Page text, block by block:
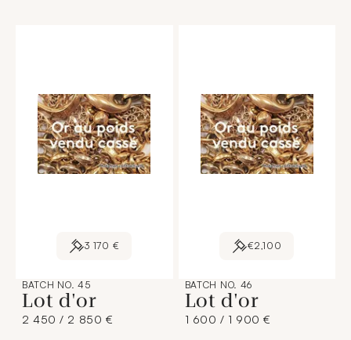
3 170 €
BATCH NO. 45
Lot d'or
2 450 / 2 850 €
€2,100
BATCH NO. 46
Lot d'or
1 600 / 1 900 €